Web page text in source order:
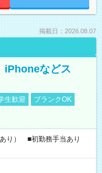
掲載日：2026.08.07
iPhoneなどス
生歓迎
ブランクOK
り） ■初勤務手当あり